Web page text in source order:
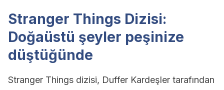
Stranger Things Dizisi:
Doğaüstü şeyler peşinize
düştüğünde
Stranger Things dizisi, Duffer Kardeşler tarafından